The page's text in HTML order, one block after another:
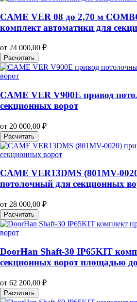
CAME VER 08 до 2,70 м
комплект автоматики для
от 24 000,00 ₽
Расчитать
CAME VER V900E привод
секционных ворот
от 20 000,00 ₽
Расчитать
CAME VER13DMS (801MV-
потолочный для секционных
от 28 000,00 ₽
Расчитать
DoorHan Shaft-30 IP65KIT
секционных ворот площадью
от 62 200,00 ₽
Расчитать